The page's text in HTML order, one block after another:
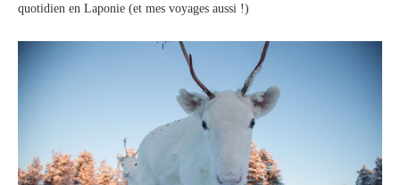
quotidien en Laponie (et mes voyages aussi !)